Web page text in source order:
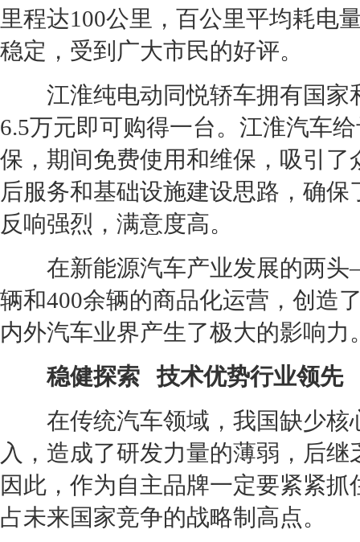
里程达100公里，百公里平均耗电
稳定，受到广大市民的好评。
江淮纯电动同悦轿车拥有国家
6.5万元即可购得一台。 江淮汽车
保，期间免费使用和维保，吸引了
后服务和基础设施建设思路，确保
反响强烈，满意度高。
在新能源汽车产业发展的两
辆和400余辆的商品化运营，创造
内外汽车业界产生了极大的影响力
稳健探索 技术优势行业领先
在传统汽车领域，我国缺少核
入，造成了研发力量的薄弱，后
因此，作为自主品牌一定要紧紧抓
占未来国家竞争的战略制高点。